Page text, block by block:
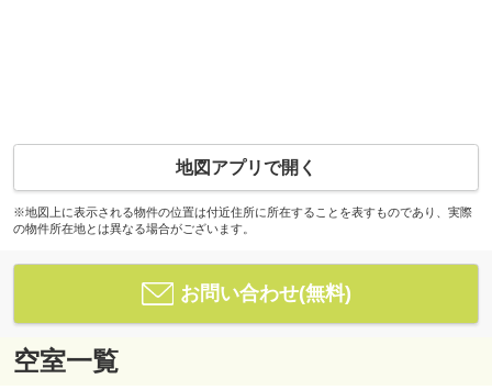
地図アプリで開く
※地図上に表示される物件の位置は付近住所に所在することを表すものであり、実際
の物件所在地とは異なる場合がございます。
お問い合わせ(無料)
空室一覧